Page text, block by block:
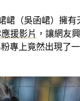
峮（吳函峮）擁有
援影片 ，讓網友
專上竟然出現了